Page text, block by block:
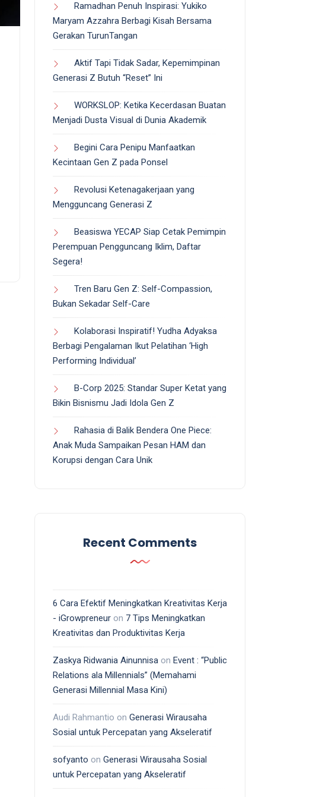
Ramadhan Penuh Inspirasi: Yukiko
Maryam Azzahra Berbagi Kisah Bersama
Gerakan TurunTangan
Aktif Tapi Tidak Sadar, Kepemimpinan
Generasi Z Butuh “Reset” Ini
WORKSLOP: Ketika Kecerdasan Buatan
Menjadi Dusta Visual di Dunia Akademik
Begini Cara Penipu Manfaatkan
Kecintaan Gen Z pada Ponsel
Revolusi Ketenagakerjaan yang
Mengguncang Generasi Z
Beasiswa YECAP Siap Cetak Pemimpin
Perempuan Pengguncang Iklim, Daftar
Segera!
Tren Baru Gen Z: Self-Compassion,
Bukan Sekadar Self-Care
Kolaborasi Inspiratif! Yudha Adyaksa
Berbagi Pengalaman Ikut Pelatihan ‘High
Performing Individual’
B-Corp 2025: Standar Super Ketat yang
Bikin Bisnismu Jadi Idola Gen Z
Rahasia di Balik Bendera One Piece:
Anak Muda Sampaikan Pesan HAM dan
Korupsi dengan Cara Unik
Recent Comments
6 Cara Efektif Meningkatkan Kreativitas Kerja
- iGrowpreneur on 7 Tips Meningkatkan
Kreativitas dan Produktivitas Kerja
Zaskya Ridwania Ainunnisa on Event : “Public
Relations ala Millennials” (Memahami
Generasi Millennial Masa Kini)
Audi Rahmantio on Generasi Wirausaha
Sosial untuk Percepatan yang Akseleratif
sofyanto on Generasi Wirausaha Sosial
untuk Percepatan yang Akseleratif